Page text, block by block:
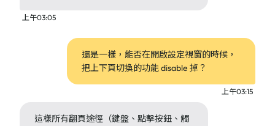
上午03:05
還是一樣，能否在開啟設定視窗的時候，
把上下頁切換的功能 disable 掉？
上午03:15
這樣所有翻頁途徑（鍵盤、點擊按鈕、觸